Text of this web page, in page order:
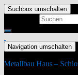
Suchbox umschalten
Navigation umschalten
Metallbau Haus –